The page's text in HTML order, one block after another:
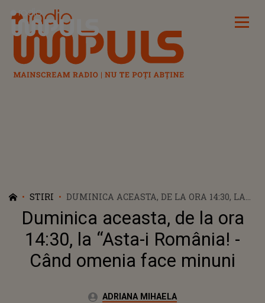
Radio Impuls
STIRI
DUMINICA ACEASTA, DE LA ORA 14:30, LA
“ASTA-I ROMÂNIA! - CÂND OMENIA FACE
MINUNI
Duminica aceasta, de la ora
14:30, la “Asta-i România! -
Când omenia face minuni
Autor:ADRIANA MIHAELA